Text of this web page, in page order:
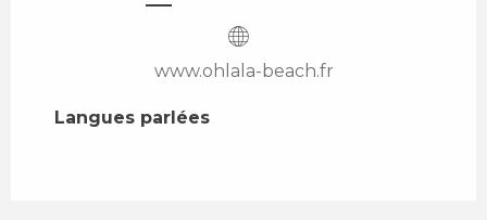
www.ohlala-beach.fr
Langues parlées
Langues parlées